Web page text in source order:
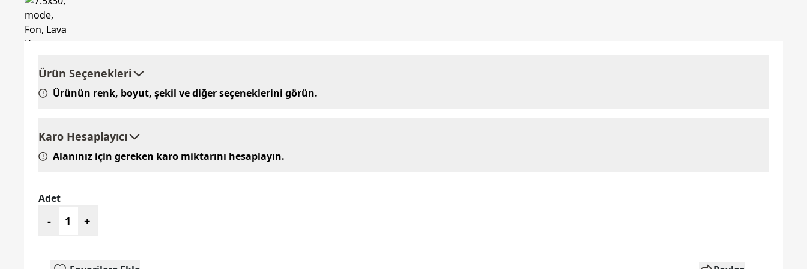
Ürün Seçenekleri
Ürünün renk, boyut, şekil ve diğer seçeneklerini görün.
Karo Hesaplayıcı
Alanınız için gereken karo miktarını hesaplayın.
Adet
- +